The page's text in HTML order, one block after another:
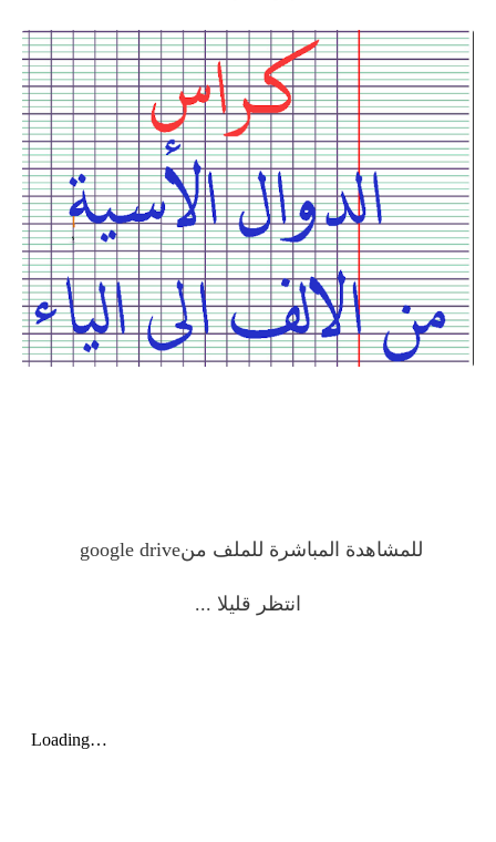
للمشاهدة المباشرة للملف منgoogle drive
انتظر قليلا ...